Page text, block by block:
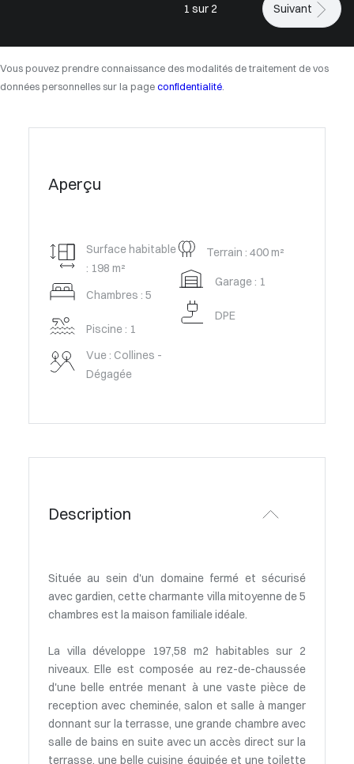
1 sur 2 Suivant
Vous pouvez prendre connaissance des modalités de traitement de vos
données personnelles sur la page confidentialité.
Aperçu
Surface habitable
: 198 m²
Chambres : 5
Piscine : 1
Vue : Collines -
Dégagée
Terrain : 400 m²
Garage : 1
DPE
Description
Située au sein d'un domaine fermé et sécurisé
avec gardien, cette charmante villa mitoyenne de 5
chambres est la maison familiale idéale.
La villa développe 197,58 m2 habitables sur 2
niveaux. Elle est composée au rez-de-chaussée
d'une belle entrée menant à une vaste pièce de
reception avec cheminée, salon et salle à manger
donnant sur la terrasse, une grande chambre avec
salle de bains en suite avec un accès direct sur la
terrasse, une belle cuisine équipée et une toilette